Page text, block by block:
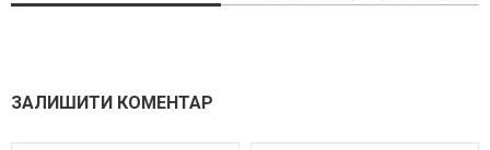
ЗАЛИШИТИ КОМЕНТАР